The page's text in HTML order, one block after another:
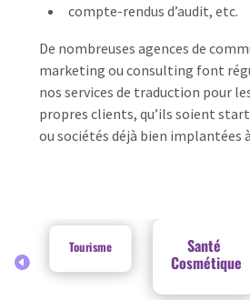
compte-rendus d’audit, etc.
De nombreuses agences de
marketing ou consulting font
nos services de traduction pour
propres clients, qu’ils soient
ou sociétés déjà bien implantées
Tourisme Santé
Cosmétique